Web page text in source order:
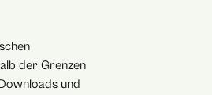
der Grenzen
und